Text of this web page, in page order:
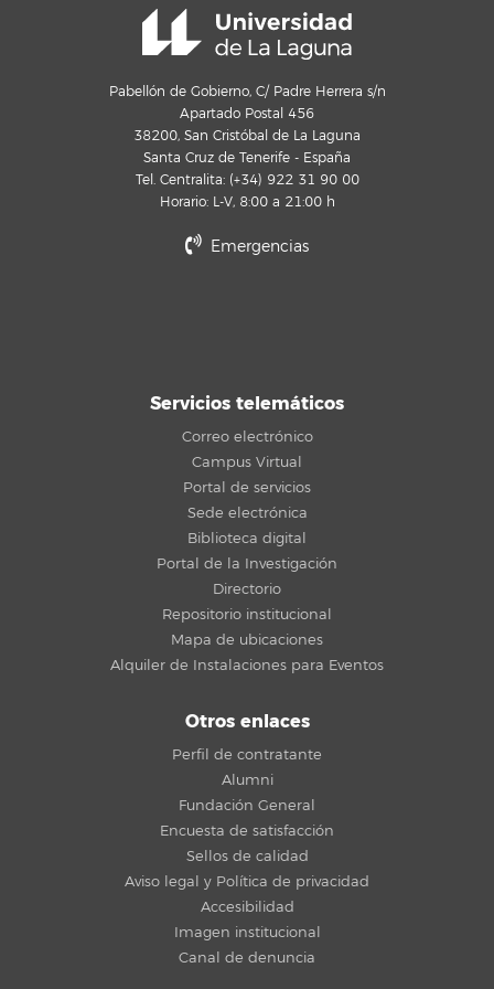
Pabellón de Gobierno, C/ Padre Herrera s/n
Apartado Postal 456
38200, San Cristóbal de La Laguna
Santa Cruz de Tenerife - España
Tel. Centralita: (+34) 922 31 90 00
Horario: L-V, 8:00 a 21:00 h
Emergencias
Servicios telemáticos
Correo electrónico
Campus Virtual
Portal de servicios
Sede electrónica
Biblioteca digital
Portal de la Investigación
Directorio
Repositorio institucional
Mapa de ubicaciones
Alquiler de Instalaciones para Eventos
Otros enlaces
Perfil de contratante
Alumni
Fundación General
Encuesta de satisfacción
Sellos de calidad
Aviso legal y Política de privacidad
Accesibilidad
Imagen institucional
Canal de denuncia